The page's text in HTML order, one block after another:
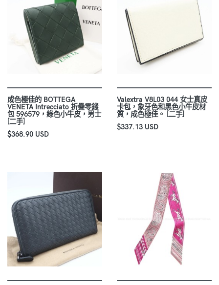
成色極佳的 BOTTEGA
VENETA Intrecciato 折疊零錢
包 596579，綠色小牛皮，男士
[二手]
$368.90 USD
Valextra V8L03 044 女士真皮
卡包，象牙色和黑色小牛皮材
質，成色極佳。 [二手]
$337.13 USD